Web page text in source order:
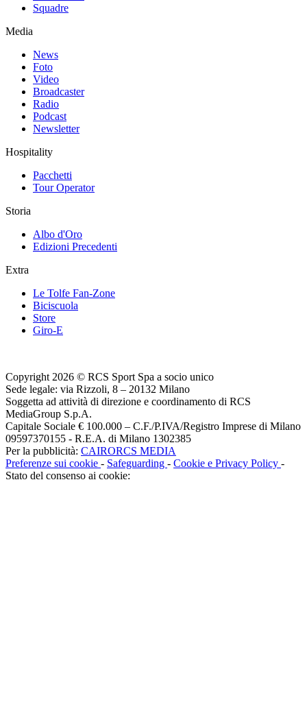
Squadre
Media
News
Foto
Video
Broadcaster
Radio
Podcast
Newsletter
Hospitality
Pacchetti
Tour Operator
Storia
Albo d'Oro
Edizioni Precedenti
Extra
Le Tolfe Fan-Zone
Biciscuola
Store
Giro-E
Copyright 2026 © RCS Sport Spa a socio unico
Sede legale: via Rizzoli, 8 – 20132 Milano
Soggetta ad attività di direzione e coordinamento di RCS
MediaGroup S.p.A.
Capitale Sociale € 100.000 – C.F./P.IVA/Registro Imprese di Milano
09597370155 - R.E.A. di Milano 1302385
Per la pubblicità: CAIRORCS MEDIA
Preferenze sui cookie - Safeguarding - Cookie e Privacy Policy -
Stato del consenso ai cookie: